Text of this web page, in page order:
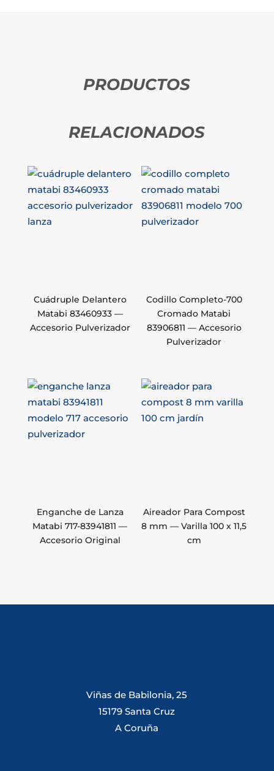
PRODUCTOS
RELACIONADOS
Cuádruple Delantero
Matabi 83460933 —
Accesorio Pulverizador
Codillo Completo-700
Cromado Matabi
83906811 — Accesorio
Pulverizador
Enganche de Lanza
Matabi 717-83941811 —
Accesorio Original
Aireador Para Compost
8 mm — Varilla 100 x 11,5
cm
Viñas de Babilonia, 25
15179 Santa Cruz
A Coruña